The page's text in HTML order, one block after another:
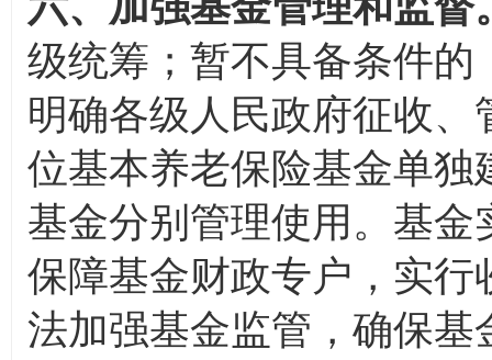
级统筹；暂不具备条件
明确各级人民政府征收
位基本养老保险基金单
基金分别管理使用。基
保障基金财政专户，实
法加强基金监管，确保基